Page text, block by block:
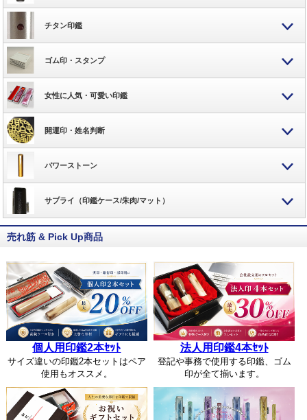
チタン印鑑
ゴム印・スタンプ
女性に人気・可愛い印鑑
開運印・姓名判断
パワーストーン
サプライ（印鑑ケース/朱肉/マット）
売れ筋 & Pick Up商品
個人用印鑑2本ｾｯﾄ
サイズ違いの印鑑2本セットはペア
使用もオススメ。
法人用印鑑4本ｾｯﾄ
登記や事務で使用する印鑑、ゴム
印が全て揃います。